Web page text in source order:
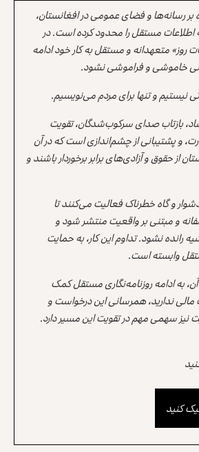
رسانه‌ها و فضای عمومی در افغانستان،
مستقل را محدود کرده است. در
روز» متعهدانه و مستقل به کار خود ادامه
خاموشی و فراموشی نشود.
نیستیم و تنها برای مردم می‌نویسیم.
بازتاب صدای سرکوب‌شدگان، تقویت
و پشتیبانی از چشم‌اندازی است که در آن
از حقوق و آزادی‌های برابر برخوردار باشند و
و گاه خطرناک فعالیت می‌کنند تا
و مبتنی بر واقعیت منتشر شود و
رانده نشود. تداوم این کار، به حمایت
وابسته است.
به ادامه روزنامه‌نگاری مستقل کمک
ندارید، همرسانی این درخواست و
نیز سهمی مهم در تقویت این مسیر دارد.
کنید